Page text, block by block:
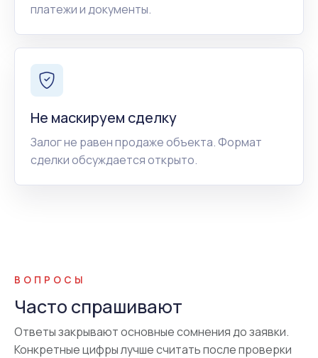
платежи и документы.
Не маскируем сделку
Залог не равен продаже объекта. Формат
сделки обсуждается открыто.
ВОПРОСЫ
Часто спрашивают
Ответы закрывают основные сомнения до заявки.
Конкретные цифры лучше считать после проверки